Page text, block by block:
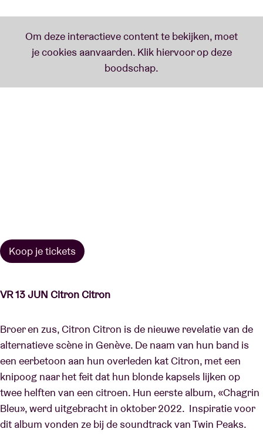
Koop je tickets
VR 13 JUN Citron Citron
Broer en zus, Citron Citron is de nieuwe revelatie van de
alternatieve scène in Genève. De naam van hun band is
een eerbetoon aan hun overleden kat Citron, met een
knipoog naar het feit dat hun blonde kapsels lijken op
twee helften van een citroen. Hun eerste album, «Chagrin
Bleu», werd uitgebracht in oktober 2022. Inspiratie voor
dit album vonden ze bij de soundtrack van Twin Peaks.